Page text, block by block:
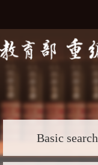
Basic search